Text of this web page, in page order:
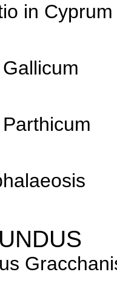
in Cyprum